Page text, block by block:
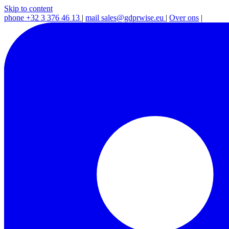
Skip to content
phone +32 3 376 46 13 | mail sales@gdprwise.eu | Over ons |